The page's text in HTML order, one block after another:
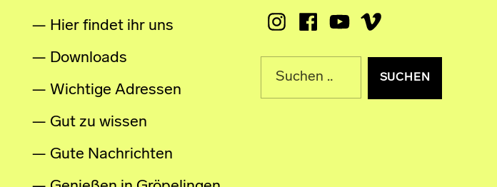
Hier findet ihr uns
Downloads
Wichtige Adressen
Gut zu wissen
Gute Nachrichten
InstagramFacebookYoutubeVimeo
Suche nach: